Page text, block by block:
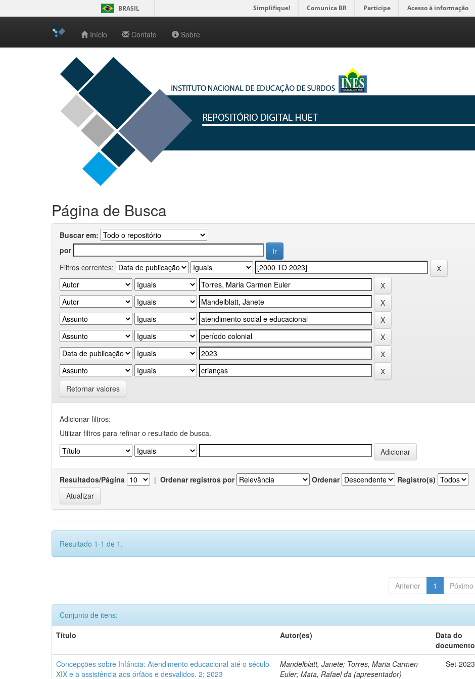
navigation
BRASIL Simplifique! Comunica BR Participe Acesso à informação
Início Contato Sobre
Página de Busca
Buscar em:
por
Filtros correntes:
Retornar valores
Adicionar filtros:
Utilizar filtros para refinar o resultado de busca.
Resultados/Página | Ordenar registros por Ordenar Registro(s)
Resultado 1-1 de 1.
Anterior 1 Póximo
Conjunto de itens:
Título
Autor(es)
Data do
documento
Concepções sobre Infância: Atendimento educacional até o século
XIX e a assistência aos órfãos e desvalidos. 2; 2023
Mandelblatt, Janete; Torres, Maria Carmen
Euler; Mata, Rafael da (apresentador)
Set-2023